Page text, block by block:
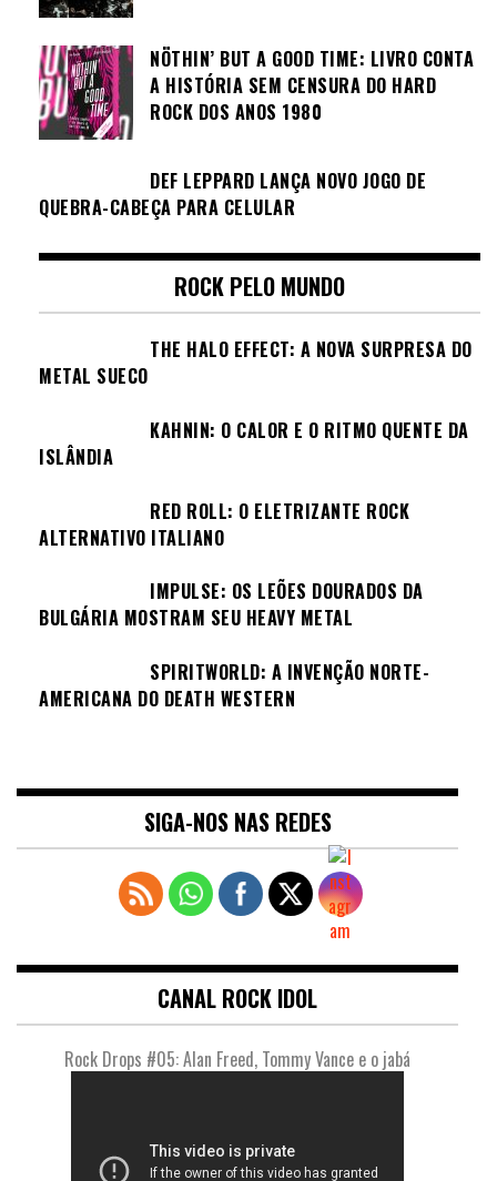
NÖTHIN’ BUT A GOOD TIME: LIVRO CONTA
A HISTÓRIA SEM CENSURA DO HARD
ROCK DOS ANOS 1980
DEF LEPPARD LANÇA NOVO JOGO DE
QUEBRA-CABEÇA PARA CELULAR
ROCK PELO MUNDO
THE HALO EFFECT: A NOVA SURPRESA DO
METAL SUECO
KAHNIN: O CALOR E O RITMO QUENTE DA
ISLÂNDIA
RED ROLL: O ELETRIZANTE ROCK
ALTERNATIVO ITALIANO
IMPULSE: OS LEÕES DOURADOS DA
BULGÁRIA MOSTRAM SEU HEAVY METAL
SPIRITWORLD: A INVENÇÃO NORTE-
AMERICANA DO DEATH WESTERN
SIGA-NOS NAS REDES
CANAL ROCK IDOL
Rock Drops #05: Alan Freed, Tommy Vance e o jabá